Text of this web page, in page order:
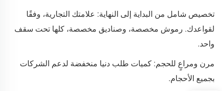
تخصيص شامل من البداية إلى النهاية: علامتك التجارية، وفقًا
لقواعدك. رموش مخصصة، وصناديق مخصصة، كلها تحت سقف
واحد.
مرن ومراعٍ للحجم: كميات طلب دنيا منخفضة لدعم الشركات
بجميع الأحجام.